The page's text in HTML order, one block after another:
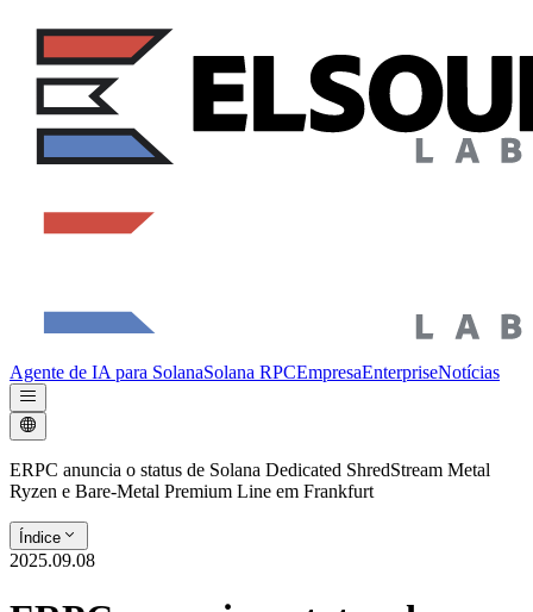
Agente de IA para SolanaSolana RPCEmpresaEnterpriseNotícias
ERPC anuncia o status de Solana Dedicated ShredStream Metal
Ryzen e Bare-Metal Premium Line em Frankfurt
Índice
2025.09.08